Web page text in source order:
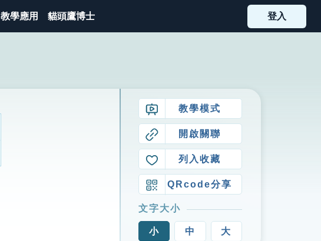
教學應用 貓頭鷹博士 登入
教學模式
開啟關聯
列入收藏
QRcode分享
文字大小
小 中 大